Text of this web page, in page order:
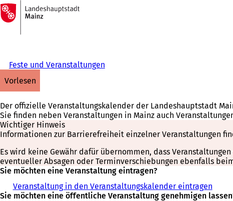
Inhalt anspringen
Zur
Startseite
Feste und Veranstaltungen
vorlesen
Der offizielle Veranstaltungskalender der Landeshauptstadt
Sie finden neben Veranstaltungen in Mainz auch
Wichtiger Hinweis
Informationen zur Barrierefreiheit einzelner Veranstaltungen
Es wird keine Gewähr dafür übernommen, dass
eventueller Absagen oder Terminverschiebungen ebenfalls
Sie möchten eine Veranstaltung eintragen?
Veranstaltung in den Veranstaltungskalender eintragen
Sie möchten eine öffentliche Veranstaltung genehmigen